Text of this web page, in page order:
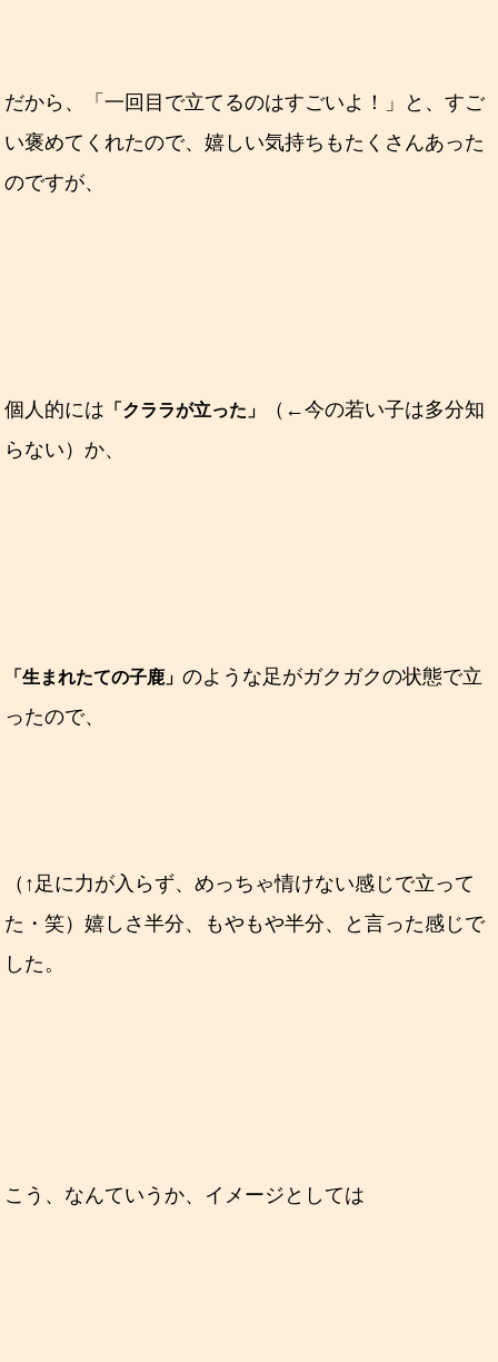
だから、「一回目で立てるのはすごいよ！」と、すご
い褒めてくれたので、嬉しい気持ちもたくさんあった
のですが、
個人的には 「クララが立った」
（←今の若い子は多分知
らない）か、
「生まれたての子鹿」のような足がガクガクの状態で立
ったので、
（↑足に力が入らず、めっちゃ情けない感じで立って
た・笑）嬉しさ半分、もやもや半分、と言った感じで
した。
こう、なんていうか、イメージとしては